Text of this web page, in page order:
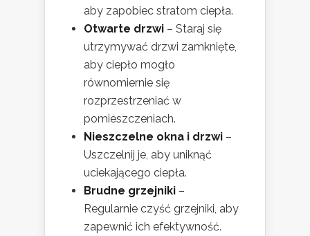
aby zapobiec stratom ciepła.
Otwarte drzwi – Staraj się
utrzymywać drzwi zamknięte,
aby ciepło mogło
równomiernie się
rozprzestrzeniać w
pomieszczeniach.
Nieszczelne okna i drzwi –
Uszczelnij je, aby uniknąć
uciekającego ciepła.
Brudne grzejniki –
Regularnie czyść grzejniki, aby
zapewnić ich efektywność.